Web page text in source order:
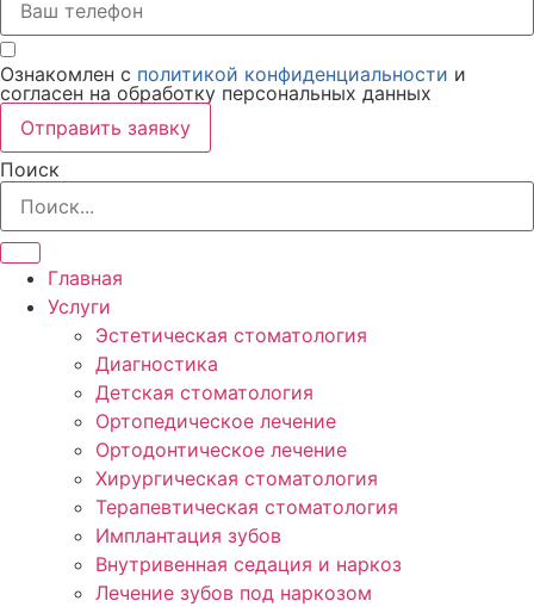
Ознакомлен с политикой конфиденциальности и
согласен на обработку персональных данных
Отправить заявку
Поиск
Главная
Услуги
Эстетическая стоматология
Диагностика
Детская стоматология
Ортопедическое лечение
Ортодонтическое лечение
Хирургическая стоматология
Терапевтическая стоматология
Имплантация зубов
Внутривенная седация и наркоз
Лечение зубов под наркозом